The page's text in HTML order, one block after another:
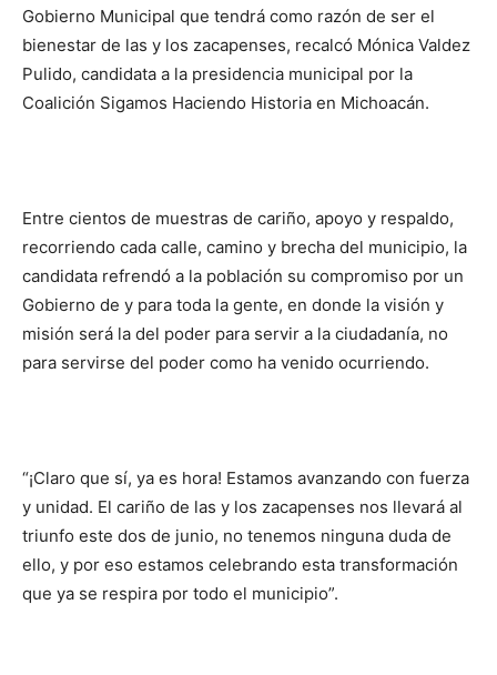
Gobierno Municipal que tendrá como razón de ser el
bienestar de las y los zacapenses, recalcó Mónica Valdez
Pulido, candidata a la presidencia municipal por la
Coalición Sigamos Haciendo Historia en Michoacán.
Entre cientos de muestras de cariño, apoyo y respaldo,
recorriendo cada calle, camino y brecha del municipio, la
candidata refrendó a la población su compromiso por un
Gobierno de y para toda la gente, en donde la visión y
misión será la del poder para servir a la ciudadanía, no
para servirse del poder como ha venido ocurriendo.
“¡Claro que sí, ya es hora! Estamos avanzando con fuerza
y unidad. El cariño de las y los zacapenses nos llevará al
triunfo este dos de junio, no tenemos ninguna duda de
ello, y por eso estamos celebrando esta transformación
que ya se respira por todo el municipio”.